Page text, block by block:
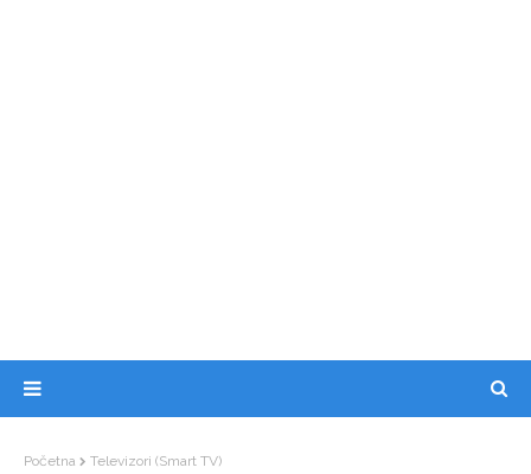
Početna Televizori (Smart TV)